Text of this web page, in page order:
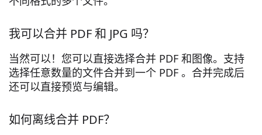
我可以合并 PDF 和 JPG 吗？
当然可以！您可以直接选择合并 PDF 和图像。支持
选择任意数量的文件合并到一个 PDF 。合并完成后
还可以直接预览与编辑。
如何离线合并 PDF？